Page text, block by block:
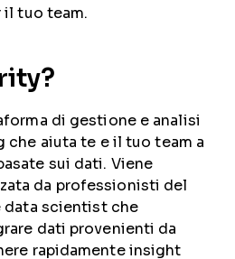
il tuo team.
di gestione e analisi
che aiuta te e il tuo team a
sui dati. Viene
da professionisti del
data scientist che
dati provenienti da
rapidamente insight